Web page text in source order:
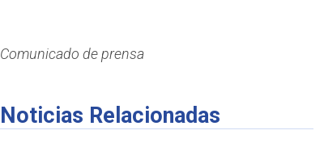
Comunicado de prensa
Noticias Relacionadas